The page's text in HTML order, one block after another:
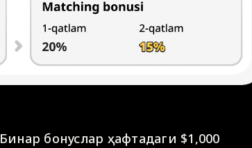
Бинар бонуслар ҳафтадаги $1,000